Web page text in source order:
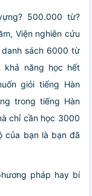
500.000 từ?
Viện nghiên cứu
sách 6000 từ
khả năng học hết
giỏi tiếng Hàn
trong tiếng Hàn
chỉ cần học 3000
của bạn là bạn đã
pháp hay bí